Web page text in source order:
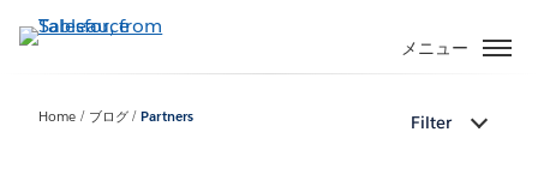
イ
メニュー
Home ブログ Partners Filter